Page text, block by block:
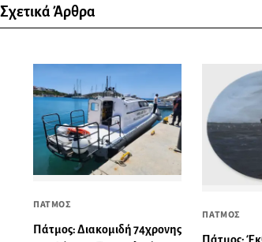
Σχετικά Άρθρα
ΠΑΤΜΟΣ
Πάτμος: Διακομιδή 74χρονης
ΠΑΤΜΟΣ
Πάτμος: